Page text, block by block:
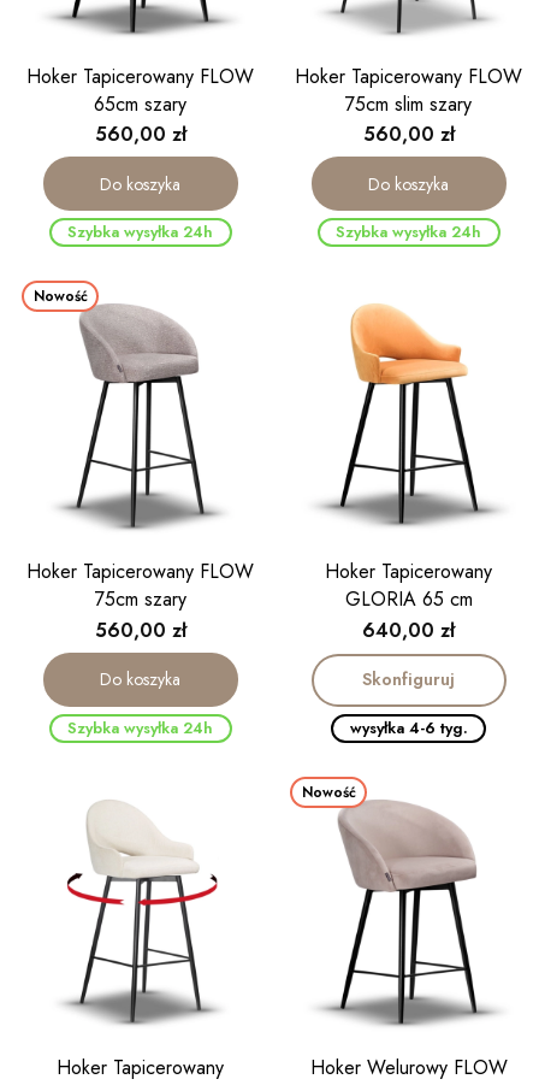
Hoker Tapicerowany FLOW
65cm szary
Cena
560,00 zł
Do koszyka
Szybka wysyłka 24h
Hoker Tapicerowany FLOW
75cm slim szary
Cena
560,00 zł
Do koszyka
Szybka wysyłka 24h
Nowość
Hoker Tapicerowany FLOW
75cm szary
Cena
560,00 zł
Do koszyka
Szybka wysyłka 24h
Hoker Tapicerowany
GLORIA 65 cm
Cena
640,00 zł
Skonfiguruj
wysyłka 4-6 tyg.
Hoker Tapicerowany
Nowość
Hoker Welurowy FLOW